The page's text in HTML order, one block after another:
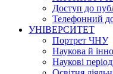
Доступ до
Телефонний
УНІВЕРСИТЕТ
Портрет ЧНУ
Наукова й
Наукові